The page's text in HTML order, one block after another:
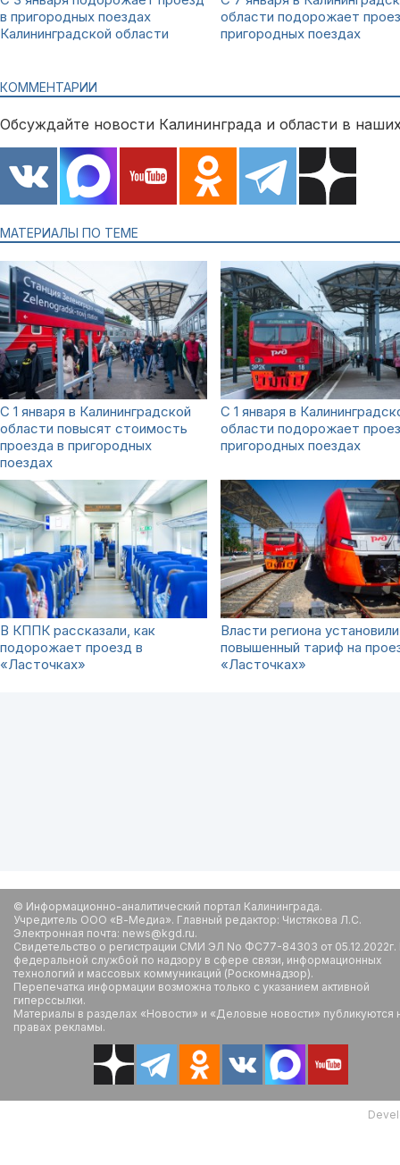
в пригородных поездах
Калининградской области
области подорожает
пригородных поездах
КОММЕНТАРИИ
Обсуждайте новости Калининграда и области в
МАТЕРИАЛЫ ПО ТЕМЕ
С 1 января в Калининградской
области повысят стоимость
проезда в пригородных
поездах
С 1 января в
области подорожает
пригородных поездах
В КППК рассказали, как
подорожает проезд в
«Ласточках»
Власти региона установили
повышенный тариф на
«Ласточках»
© Информационно-аналитический портал Калининграда.
Учредитель ООО «В-Медиа». Главный редактор: Чистякова Л.С.
Электронная почта: news@kgd.ru.
Свидетельство о регистрации СМИ ЭЛ No ФС77-84303 от
федеральной службой по надзору в сфере связи, информационных
технологий и массовых коммуникаций (Роскомнадзор).
Перепечатка информации возможна только с указанием активной
гиперссылки.
Материалы в разделах «Новости» и «Деловые новости» публикуются
правах рекламы.